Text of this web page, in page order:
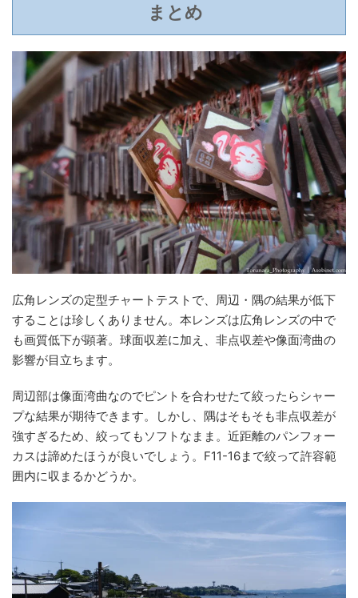
まとめ
広角レンズの定型チャートテストで、周辺・隅の結果が低下
することは珍しくありません。本レンズは広角レンズの中で
も画質低下が顕著。球面収差に加え、非点収差や像面湾曲の
影響が目立ちます。
周辺部は像面湾曲なのでピントを合わせたて絞ったらシャー
プな結果が期待できます。しかし、隅はそもそも非点収差が
強すぎるため、絞ってもソフトなまま。近距離のパンフォー
カスは諦めたほうが良いでしょう。F11-16まで絞って許容範
囲内に収まるかどうか。